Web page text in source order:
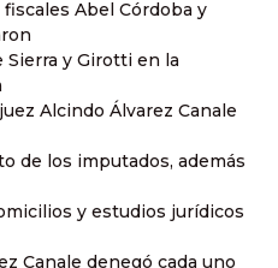
Abel Córdoba y
y Girotti en la
Alcindo Álvarez Canale
de los imputados, además
y estudios jurídicos
Canale denegó cada uno